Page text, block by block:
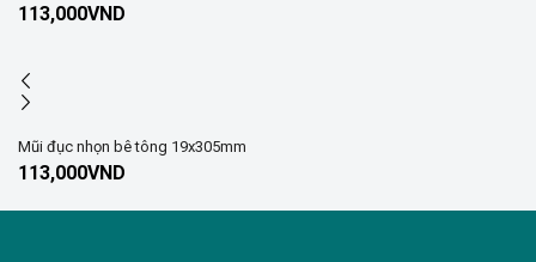
113,000VND
Mũi đục nhọn bê tông 19x305mm
113,000VND